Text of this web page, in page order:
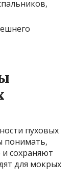
пуховых
понимать,
и сохраняют
для мокрых